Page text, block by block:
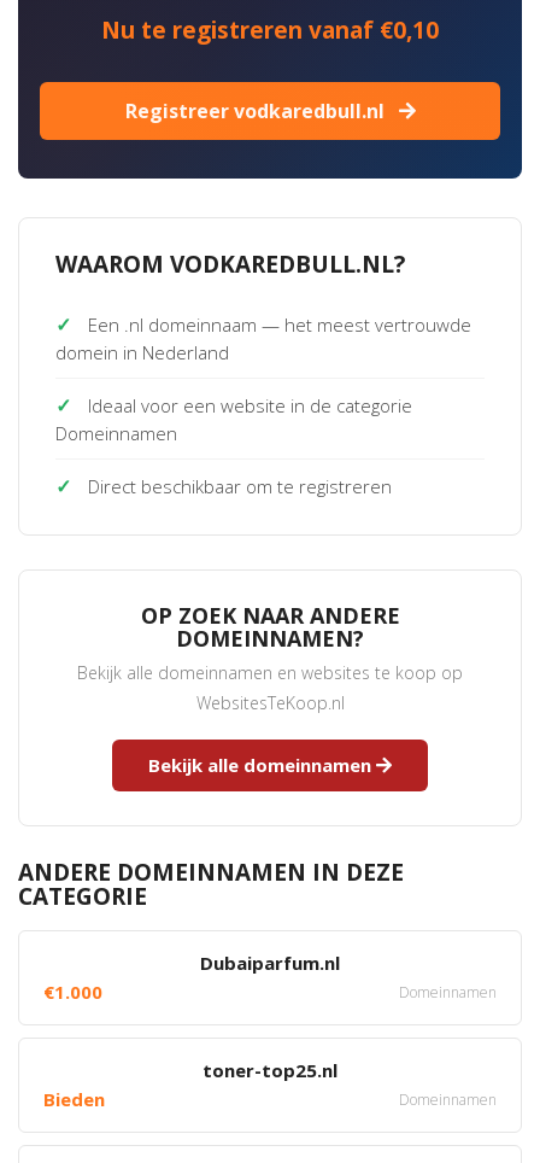
Nu te registreren vanaf €0,10
Registreer vodkaredbull.nl
WAAROM VODKAREDBULL.NL?
✓
Een .nl domeinnaam — het meest vertrouwde
domein in Nederland
✓
Ideaal voor een website in de categorie
Domeinnamen
✓ Direct beschikbaar om te registreren
OP ZOEK NAAR ANDERE
DOMEINNAMEN?
Bekijk alle domeinnamen en websites te koop op
WebsitesTeKoop.nl
Bekijk alle domeinnamen
ANDERE DOMEINNAMEN IN DEZE
CATEGORIE
Dubaiparfum.nl
€1.000
Domeinnamen
toner-top25.nl
Bieden
Domeinnamen